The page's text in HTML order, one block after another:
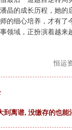
晶的成长历程，她
的细心培养，才有
领域，正扮演着越来
恒运
到离谱, 没缴存的也能